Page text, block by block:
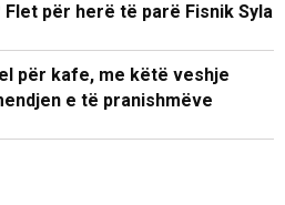
Flet për herë të parë Fisnik Syla
për kafe, me këtë veshje
e të pranishmëve